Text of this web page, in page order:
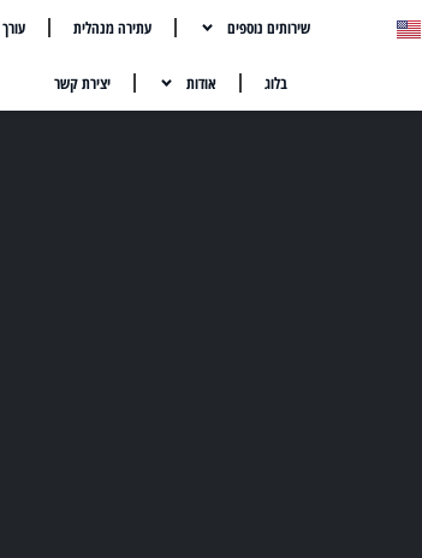
שירותים נוספים עתירה מנהלית
בלוג אודות יצירת קשר